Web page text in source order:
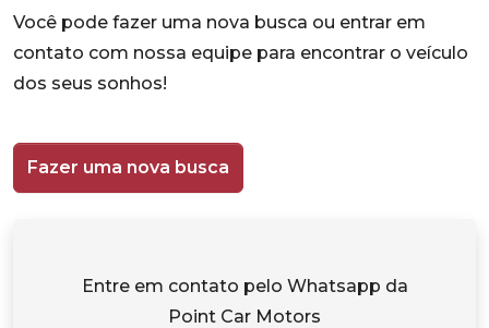
Você pode fazer uma nova busca ou entrar em
contato com nossa equipe para encontrar o veículo
dos seus sonhos!
Fazer uma nova busca
Entre em contato pelo Whatsapp da
Point Car Motors